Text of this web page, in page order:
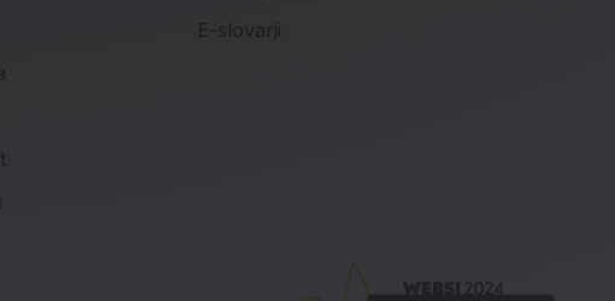
E-slovarji